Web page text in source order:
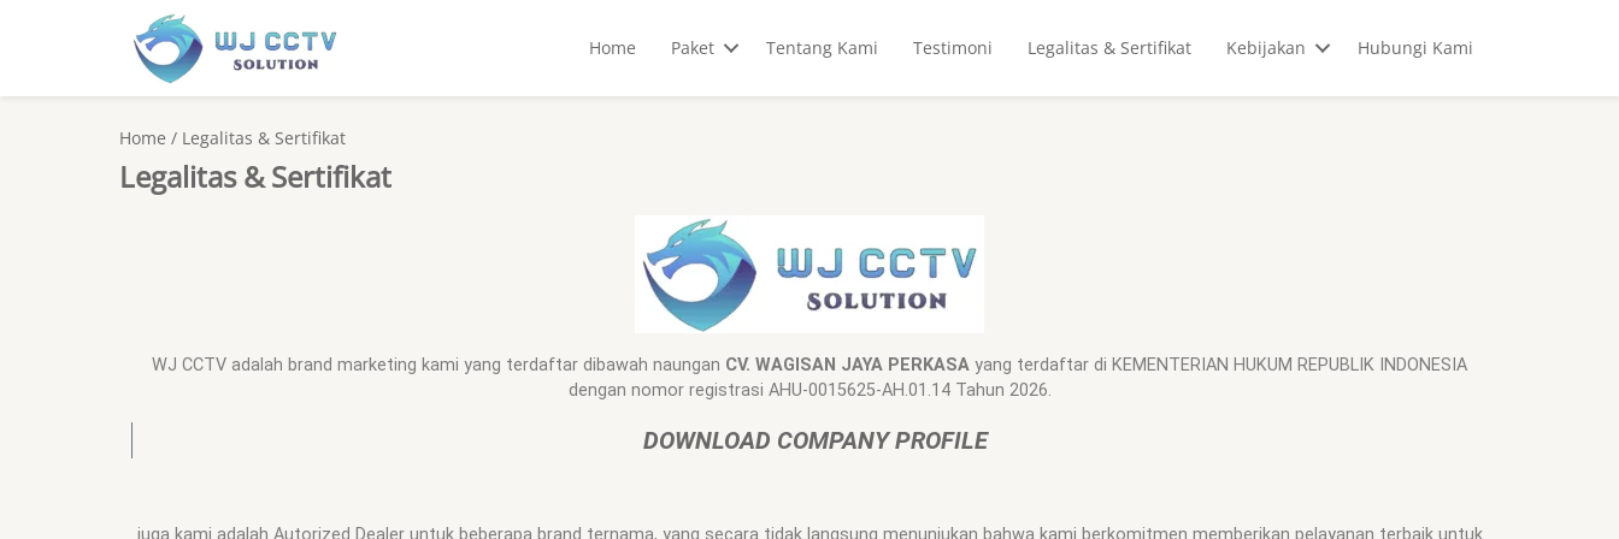
Home Paket Tentang Kami Testimoni Legalitas & Sertifikat Kebijakan Hubungi Kami
Home / Legalitas & Sertifikat
Legalitas & Sertifikat
WJ CCTV adalah brand marketing kami yang terdaftar dibawah naungan CV. WAGISAN JAYA PERKASA yang terdaftar di KEMENTERIAN HUKUM REPUBLIK INDONESIA
dengan nomor registrasi AHU-0015625-AH.01.14 Tahun 2026.
DOWNLOAD COMPANY PROFILE
juga kami adalah Autorized Dealer untuk beberapa brand ternama, yang secara tidak langsung menunjukan bahwa kami berkomitmen memberikan pelayanan terbaik untuk